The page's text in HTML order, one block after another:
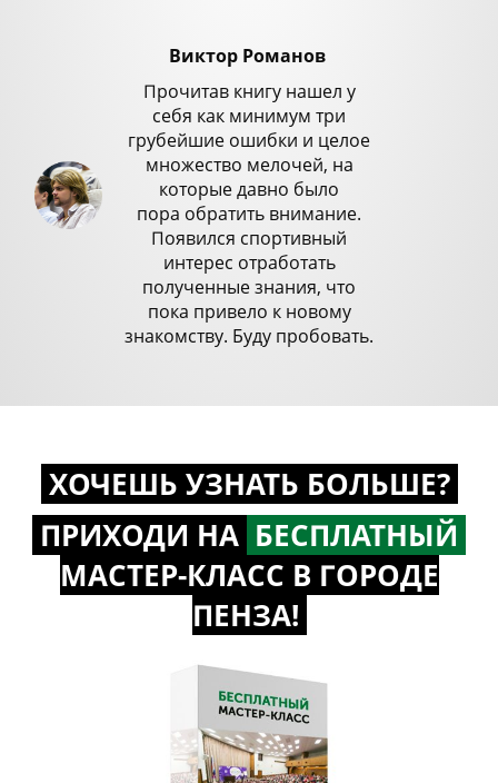
Виктор Романов
Прочитав книгу нашел у
себя как минимум три
грубейшие ошибки и целое
множество мелочей, на
которые давно было
пора обратить внимание.
Появился спортивный
интерес отработать
полученные знания, что
пока привело к новому
знакомству. Буду пробовать.
ХОЧЕШЬ УЗНАТЬ БОЛЬШЕ?
ПРИХОДИ НА БЕСПЛАТНЫЙ
МАСТЕР-КЛАСС В ГОРОДЕ
ПЕНЗА!